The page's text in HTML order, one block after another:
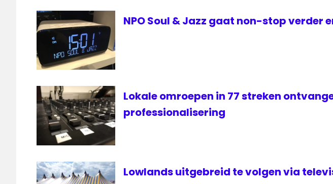
NPO Soul & Jazz gaat non-stop verder
Lokale omroepen in 77 streken
professionalisering
Lowlands uitgebreid te volgen via